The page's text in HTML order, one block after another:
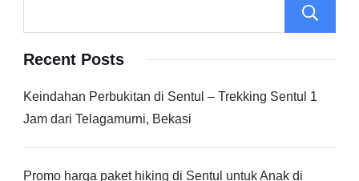
Recent Posts
Keindahan Perbukitan di Sentul – Trekking Sentul 1
Jam dari Telagamurni, Bekasi
Promo harga paket hiking di Sentul untuk Anak di